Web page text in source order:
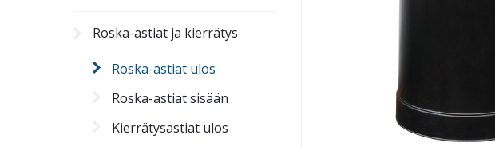
Roska-astiat ja kierrätys
Roska-astiat ulos
Roska-astiat sisään
Kierrätysastiat ulos